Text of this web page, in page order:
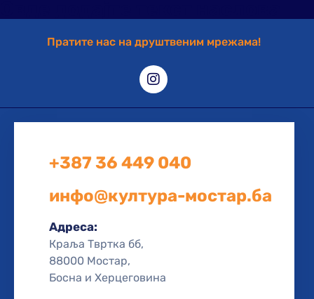
Пратите нас на друштвеним мрежама!
+387 36 449 040
инфо@култура-мостар.ба
Адреса:
Краља Твртка бб,
88000 Мостар,
Босна и Херцеговина